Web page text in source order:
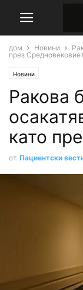
дом Новини
през
Новини
Ракова
като
от Пациентски